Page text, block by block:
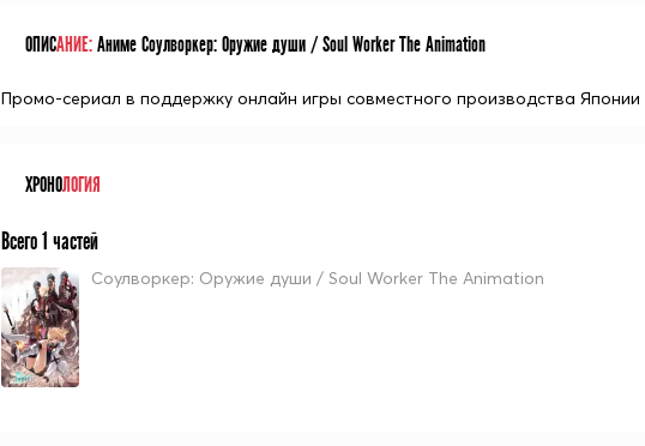
ОПИСАНИЕ:Аниме Соулворкер: Оружие души / Soul Worker The Animation
Промо-сериал в поддержку онлайн игры совместного производства
ХРОНОЛОГИЯ
Всего 1 частей
Соулворкер: Оружие души / Soul Worker The Animation